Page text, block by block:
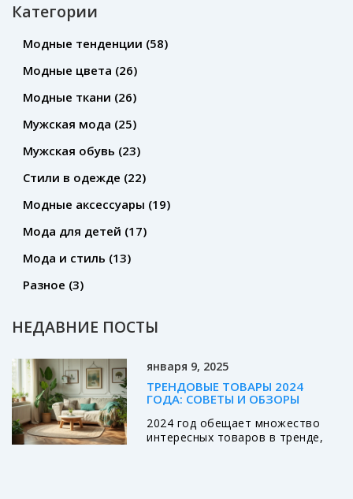
Категории
Модные тенденции (58)
Модные цвета (26)
Модные ткани (26)
Мужская мода (25)
Мужская обувь (23)
Стили в одежде (22)
Модные аксессуары (19)
Мода для детей (17)
Мода и стиль (13)
Разное (3)
НЕДАВНИЕ ПОСТЫ
января 9, 2025
ТРЕНДОВЫЕ ТОВАРЫ 2024
ГОДА: СОВЕТЫ И ОБЗОРЫ
2024 год обещает множество
интересных товаров в тренде,